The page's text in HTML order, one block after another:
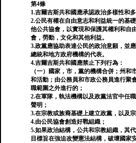
第4條
1.吉爾吉斯共和國應承認政治多樣性和多
2.公民有權在自由意志和利益統一的基
他公共協會，以實現和保護其權利和自
會，勞動，文化和其他利益。
3.政黨應協助表達公民的政治意願，並
總統和地方政府機構的代表。
4.吉爾吉斯共和國應禁止下列行為：
（一）國家，市，黨的機構合併；州和
和活動；由公務員和市政公務員進行聚
職範圍之外進行的；
2.在軍隊，執法機構以及政黨法官中任
聲明；
3.在宗教或族裔基礎上建立政黨，以及
4.由公民協會創造好戰組織；
5.如果政治結構，公共和宗教組織，其
目標旨在強迫改變憲法結構，破壞國家